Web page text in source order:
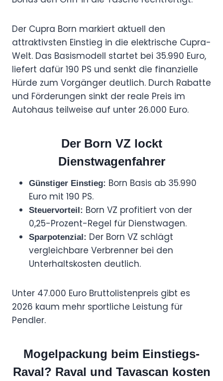
Der Cupra Born markiert aktuell den
attraktivsten Einstieg in die elektrische Cupra-
Welt. Das Basismodell startet bei 35.990 Euro,
liefert dafür 190 PS und senkt die finanzielle
Hürde zum Vorgänger deutlich. Durch Rabatte
und Förderungen sinkt der reale Preis im
Autohaus teilweise auf unter 26.000 Euro.
Der Born VZ lockt
Dienstwagenfahrer
Günstiger Einstieg: Born Basis ab 35.990
Euro mit 190 PS.
Steuervorteil: Born VZ profitiert von der
0,25-Prozent-Regel für Dienstwagen.
Sparpotenzial: Der Born VZ schlägt
vergleichbare Verbrenner bei den
Unterhaltskosten deutlich.
Unter 47.000 Euro Bruttolistenpreis gibt es
2026 kaum mehr sportliche Leistung für
Pendler.
Mogelpackung beim Einstiegs-
Raval? Raval und Tavascan kosten